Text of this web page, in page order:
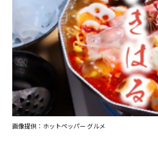
画像提供：ホットペッパー グルメ